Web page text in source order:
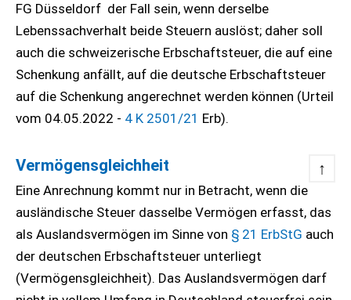
FG Düsseldorf der Fall sein, wenn derselbe
Lebenssachverhalt beide Steuern auslöst; daher soll
auch die schweizerische Erbschaftsteuer, die auf eine
Schenkung anfällt, auf die deutsche Erbschaftsteuer
auf die Schenkung angerechnet werden können (Urteil
vom 04.05.2022 - 4 K 2501/21 Erb).
Vermögensgleichheit ↑
Eine Anrechnung kommt nur in Betracht, wenn die
ausländische Steuer dasselbe Vermögen erfasst, das
als Auslandsvermögen im Sinne von § 21 ErbStG auch
der deutschen Erbschaftsteuer unterliegt
(Vermögensgleichheit). Das Auslandsvermögen darf